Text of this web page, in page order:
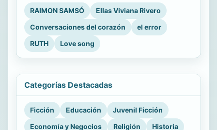
RAIMON SAMSÓ
Ellas Viviana Rivero
Conversaciones del corazón
el error
RUTH
Love song
Categorías Destacadas
Ficción Educación
Juvenil Ficción
Economía y Negocios
Religión Historia